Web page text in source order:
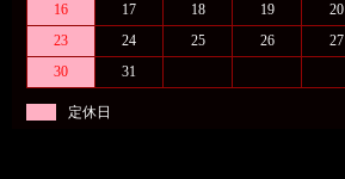
16
17 18 19 20
23
24 25 26 27
30
31
定休日